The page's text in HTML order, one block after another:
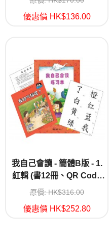
優惠價 HK$136.00
我自己會讀 - 簡體B版 - 1.
紅輯 (書12冊、QR Code
故事錄音、練習1本)
原價: HK$316.00
優惠價 HK$252.80